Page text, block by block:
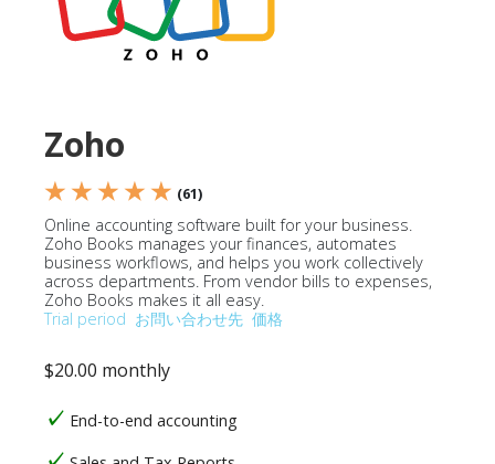
Zoho
★ ★ ★ ★ ★ (61)
Online accounting software built for your business.
Zoho Books manages your finances, automates
business workflows, and helps you work collectively
across departments. From vendor bills to expenses,
Zoho Books makes it all easy.
Trial period お問い合わせ先 価格
$20.00 monthly
End-to-end accounting